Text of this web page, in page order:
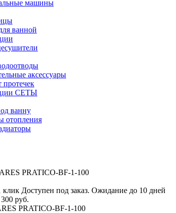
машины
ванной
аксессуары
протечек
СЕТЫ
ванну
отопления
PRATICO-BF-1-100
клик Доступен под заказ. Ожидание до 10 дней
руб.
PRATICO-BF-1-100